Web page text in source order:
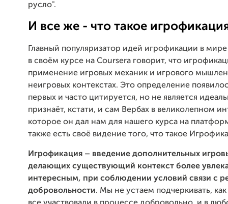
русло".
И все же - что такое
Главный популяризатор идей игрофикации в
в своём курсе на Coursera говорит, что
применение игровых механик и игрового
неигровых контекстах. Это определение
первых и часто цитируется, но не является
признаёт, кстати, и сам Вербах в великолепном
которое он дал нам для нашего курса на
также есть своё видение того, что такое
Игрофикация – введение дополнительных
делающих существующий контекст более
интересным, при соблюдении условий связи с
добровольности. Мы не устаем подчеркивать,